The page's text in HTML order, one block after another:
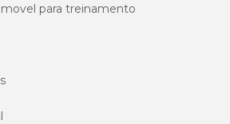
para treinamento